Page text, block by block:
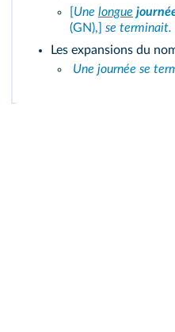
Une longue
(GN),] se terminait.
Les expansions du
Une journée se